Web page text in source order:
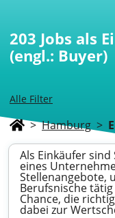
Alle Filter
203 Jobs als
(engl.: Buyer)
> Hamburg >
Als Einkäufer
eines
Stellenangebote,
Berufsnische
Chance, die
dabei zur